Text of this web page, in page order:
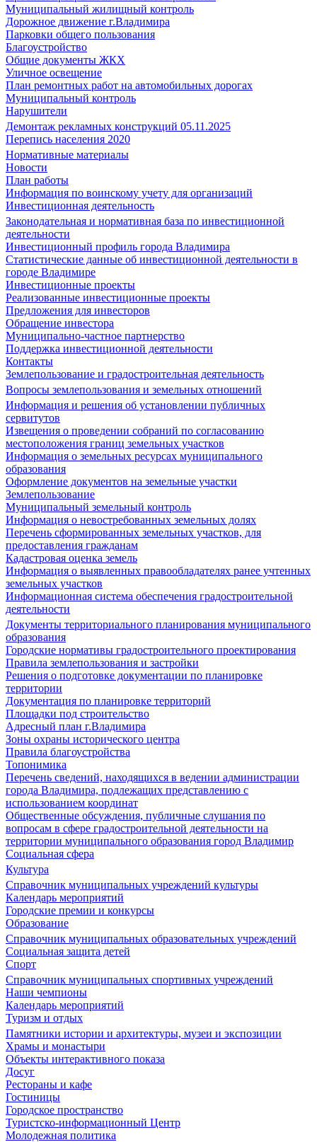
Муниципальный жилищный контроль
Дорожное движение г.Владимира
Парковки общего пользования
Благоустройство
Общие документы ЖКХ
Уличное освещение
План ремонтных работ на автомобильных дорогах
Муниципальный контроль
Нарушители
Демонтаж рекламных конструкций 05.11.2025
Перепись населения 2020
Нормативные материалы
Новости
План работы
Информация по воинскому учету для организаций
Инвестиционная деятельность
Законодательная и нормативная база по инвестиционной
деятельности
Инвестиционный профиль города Владимира
Статистические данные об инвестиционной деятельности в
городе Владимире
Инвестиционные проекты
Реализованные инвестиционные проекты
Предложения для инвесторов
Обращение инвестора
Муниципально-частное партнерство
Поддержка инвестиционной деятельности
Контакты
Землепользование и градостроительная деятельность
Вопросы землепользования и земельных отношений
Информация и решения об установлении публичных
сервитутов
Извещения о проведении собраний по согласованию
местоположения границ земельных участков
Информация о земельных ресурсах муниципального
образования
Оформление документов на земельные участки
Землепользование
Муниципальный земельный контроль
Информация о невостребованных земельных долях
Перечень сформированных земельных участков, для
предоставления гражданам
Кадастровая оценка земель
Информация о выявленных правообладателях ранее учтенных
земельных участков
Информационная система обеспечения градостроительной
деятельности
Документы территориального планирования муниципального
образования
Городские нормативы градостроительного проектирования
Правила землепользования и застройки
Решения о подготовке документации по планировке
территории
Документация по планировке территорий
Площадки под строительство
Адресный план г.Владимира
Зоны охраны исторического центра
Правила благоустройства
Топонимика
Перечень сведений, находящихся в ведении администрации
города Владимира, подлежащих представлению с
использованием координат
Общественные обсуждения, публичные слушания по
вопросам в сфере градостроительной деятельности на
территории муниципального образования город Владимир
Социальная сфера
Культура
Справочник муниципальных учреждений культуры
Календарь мероприятий
Городские премии и конкурсы
Образование
Справочник муниципальных образовательных учреждений
Социальная защита детей
Спорт
Справочник муниципальных спортивных учреждений
Наши чемпионы
Календарь мероприятий
Туризм и отдых
Памятники истории и архитектуры, музеи и экспозиции
Храмы и монастыри
Объекты интерактивного показа
Досуг
Рестораны и кафе
Гостиницы
Городское пространство
Туристско-информационный Центр
Молодежная политика